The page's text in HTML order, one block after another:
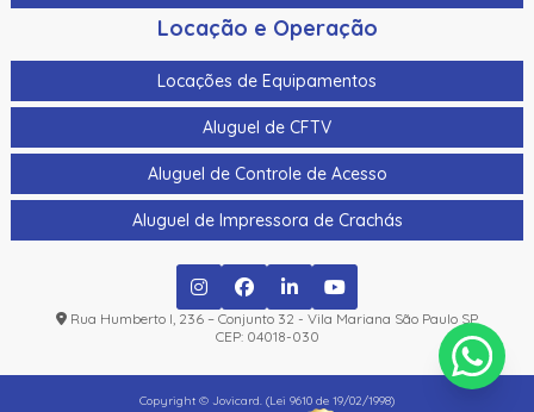
Locação e Operação
Locações de Equipamentos
Aluguel de CFTV
Aluguel de Controle de Acesso
Aluguel de Impressora de Crachás
Rua Humberto I, 236 – Conjunto 32 - Vila Mariana São Paulo SP
CEP: 04018-030
Copyright © Jovicard. (Lei 9610 de 19/02/1998)